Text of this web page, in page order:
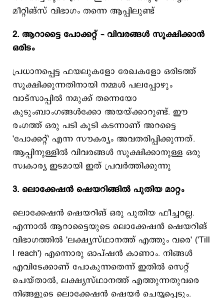
മീറ്റിങ്സ് വിഭാഗം തന്നെ ആപ്പിലുണ്ട്
2. ആറാട്ടൈ പോക്കറ്റ് – വിവരങ്ങൾ സൂക്ഷിക്കാൻ
ഒരിടം
പ്രധാനപ്പെട്ട ഫയലുകളോ രേഖകളോ ഒരിടത്ത്
സൂക്ഷിക്കുന്നതിനായി നമ്മൾ പലപ്പോഴും
വാട്സാപ്പിൽ നമുക്ക് തന്നെയോ
കുടുംബാംഗങ്ങൾക്കോ അയയ്ക്കാറുണ്ട്. ഈ
രംഗത്ത് ഒരു പടി കൂടി കടന്നാണ് അറട്ടൈ
'പോക്കറ്റ്' എന്ന സൗകര്യം അവതരിപ്പിക്കുന്നത്.
ആപ്പിനുള്ളിൽ വിവരങ്ങൾ സൂക്ഷിക്കാനുള്ള ഒരു
സ്വകാര്യ ഇടമായി ഇത് പ്രവർത്തിക്കുന്നു
3. ലൊക്കേഷൻ ഷെയറിങ്ങിൽ പുതിയ മാറ്റം
ലൊക്കേഷൻ ഷെയറിങ് ഒരു പുതിയ ഫീച്ചറല്ല.
എന്നാല്‍ ആറാട്ടൈയുടെ ലൊക്കേഷൻ ഷെയറിങ്
വിഭാഗത്തിൽ 'ലക്ഷ്യസ്ഥാനത്ത് എത്തും വരെ' ('Till
I reach') എന്നൊരു ഓപ്ഷൻ കാണാം. നിങ്ങൾ
എവിടേക്കാണ് പോകുന്നതെന്ന് ഇതിൽ സെറ്റ്
ചെയ്താൽ, ലക്ഷ്യസ്ഥാനത്ത് എത്തുന്നതുവരെ
നിങ്ങളുടെ ലൊക്കേഷൻ ഷെയർ ചെയ്യപ്പെടും.